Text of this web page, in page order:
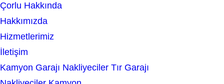
c
h
Çorlu Hakkında
Hakkımızda
Hizmetlerimiz
İletişim
Kamyon Garajı Nakliyeciler Tır Garajı